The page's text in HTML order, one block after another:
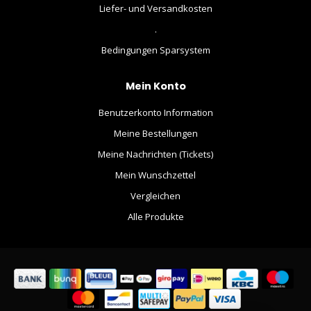
Liefer- und Versandkosten
.
Bedingungen Sparsystem
Mein Konto
Benutzerkonto Information
Meine Bestellungen
Meine Nachrichten (Tickets)
Mein Wunschzettel
Vergleichen
Alle Produkte